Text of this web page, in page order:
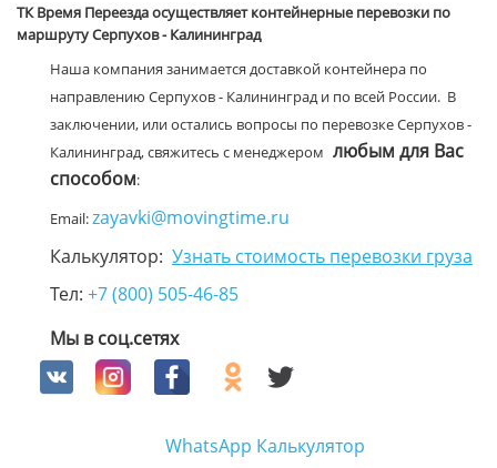
ТК Время Переезда осуществляет контейнерные перевозки по
маршруту Серпухов - Калининград
Наша компания занимается доставкой контейнера по
направлению Серпухов - Калининград и по всей России. В
заключении, или остались вопросы по перевозке Серпухов -
Калининград, свяжитесь с менеджером любым для Вас
способом:
Email:zayavki@movingtime.ru
Калькулятор: Узнать стоимость перевозки груза
Тел: +7 (800) 505-46-85
Мы в соц.сетях
WhatsApp Калькулятор